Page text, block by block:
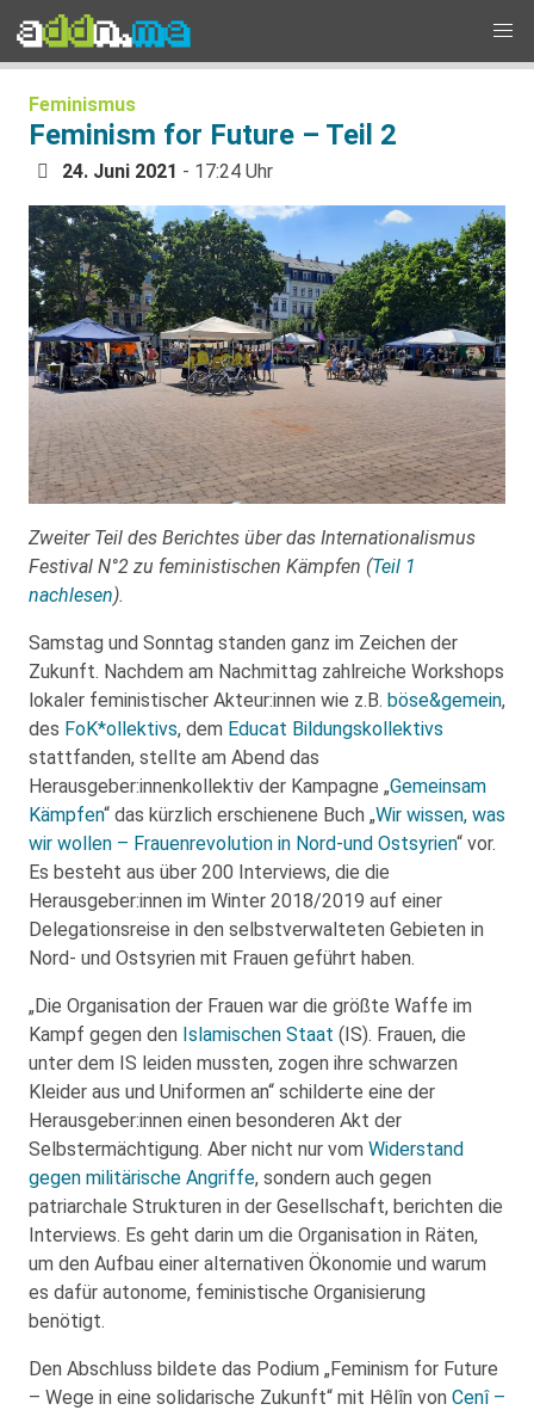
Feminismus
Feminism for Future – Teil 2
24. Juni 2021 - 17:24 Uhr
Zweiter Teil des Berichtes über das Internationalismus
Festival N°2 zu feministischen Kämpfen (Teil 1
nachlesen).
Samstag und Sonntag standen ganz im Zeichen der
Zukunft. Nachdem am Nachmittag zahlreiche Workshops
lokaler feministischer Akteur:innen wie z.B. böse&gemein,
des FoK*ollektivs, dem Educat Bildungskollektivs
stattfanden, stellte am Abend das
Herausgeber:innenkollektiv der Kampagne „Gemeinsam
Kämpfen“ das kürzlich erschienene Buch „Wir wissen, was
wir wollen – Frauenrevolution in Nord-und Ostsyrien“ vor.
Es besteht aus über 200 Interviews, die die
Herausgeber:innen im Winter 2018/2019 auf einer
Delegationsreise in den selbstverwalteten Gebieten in
Nord- und Ostsyrien mit Frauen geführt haben.
„Die Organisation der Frauen war die größte Waffe im
Kampf gegen den Islamischen Staat (IS). Frauen, die
unter dem IS leiden mussten, zogen ihre schwarzen
Kleider aus und Uniformen an“ schilderte eine der
Herausgeber:innen einen besonderen Akt der
Selbstermächtigung. Aber nicht nur vom Widerstand
gegen militärische Angriffe, sondern auch gegen
patriarchale Strukturen in der Gesellschaft, berichten die
Interviews. Es geht darin um die Organisation in Räten,
um den Aufbau einer alternativen Ökonomie und warum
es dafür autonome, feministische Organisierung
benötigt.
Den Abschluss bildete das Podium „Feminism for Future
– Wege in eine solidarische Zukunft“ mit Hêlîn von Cenî –